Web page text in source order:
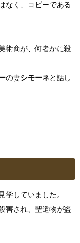
なく、コピーである
術商が、何者かに殺
の妻シモーネと話し
学していました。
害され、聖遺物が盗